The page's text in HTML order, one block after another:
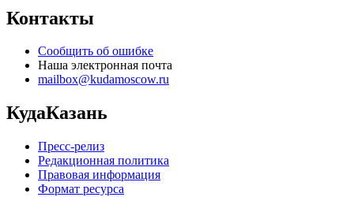
Контакты
Сообщить об ошибке
Наша электронная почта
mailbox@kudamoscow.ru
КудаКазань
Пресс-релиз
Редакционная политика
Правовая информация
Формат ресурса